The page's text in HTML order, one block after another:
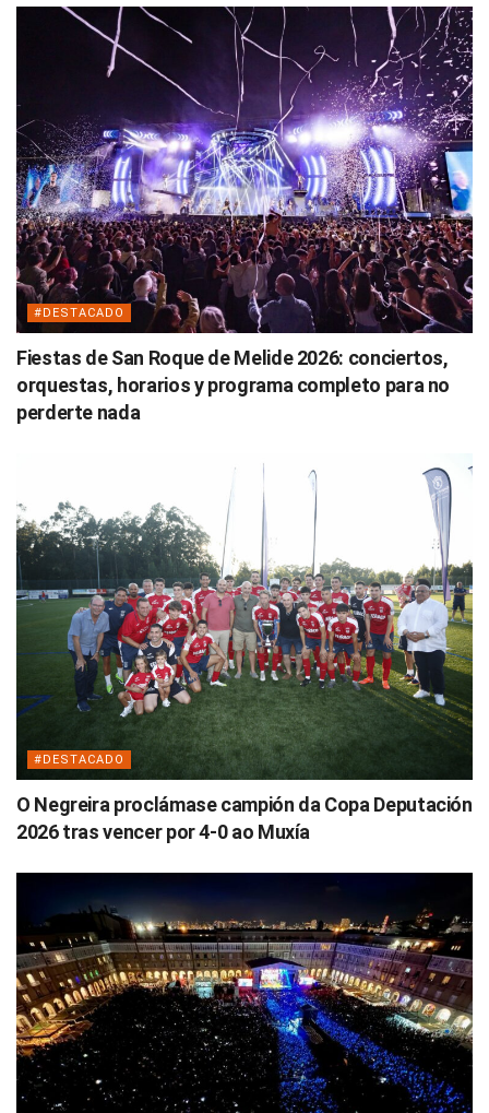
#DESTACADO
Fiestas de San Roque de Melide 2026: conciertos,
orquestas, horarios y programa completo para no
perderte nada
#DESTACADO
O Negreira proclámase campión da Copa Deputación
2026 tras vencer por 4-0 ao Muxía